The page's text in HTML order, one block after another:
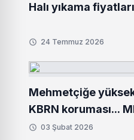
Halı yıkama fiyatları
24 Temmuz 2026
Mehmetçiğe
KBRN koruması...
donanım setleri
03 Şubat 2026